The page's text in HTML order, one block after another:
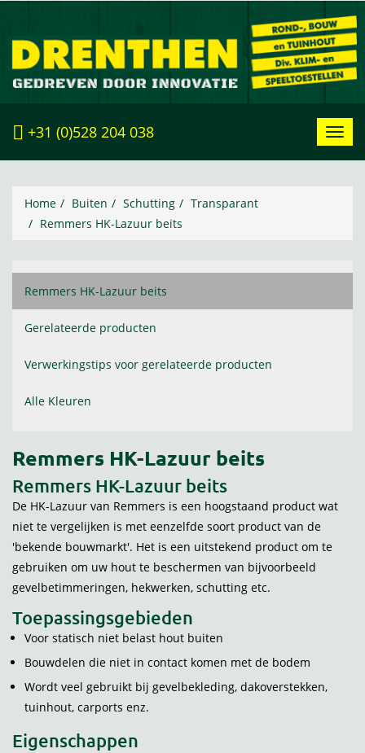
+31 (0)528 204 038
Home Buiten Schutting
Transparant
Remmers HK-Lazuur beits
Remmers HK-Lazuur beits
Gerelateerde producten
Verwerkingstips voor gerelateerde producten
Alle Kleuren
Remmers HK-Lazuur beits
Remmers HK-Lazuur beits
De HK-Lazuur van Remmers is een hoogstaand product wat
niet te vergelijken is met eenzelfde soort product van de
'bekende bouwmarkt'. Het is een uitstekend product om te
gebruiken om uw hout te beschermen van bijvoorbeeld
gevelbetimmeringen, hekwerken, schutting etc.
Toepassingsgebieden
Voor statisch niet belast hout buiten
Bouwdelen die niet in contact komen met de bodem
Wordt veel gebruikt bij gevelbekleding, dakoverstekken,
tuinhout, carports enz.
Eigenschappen